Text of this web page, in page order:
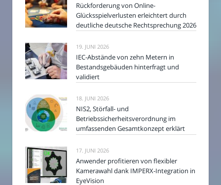
Rückforderung von Online-
Glücksspielverlusten erleichtert durch
deutliche deutsche Rechtsprechung 2026
19. JUNI 2026
IEC-Abstände von zehn Metern in
Bestandsgebäuden hinterfragt und
validiert
18. JUNI 2026
NIS2, Störfall- und
Betriebssicherheitsverordnung im
umfassenden Gesamtkonzept erklärt
17. JUNI 2026
Anwender profitieren von flexibler
Kamerawahl dank IMPERX-Integration in
EyeVision